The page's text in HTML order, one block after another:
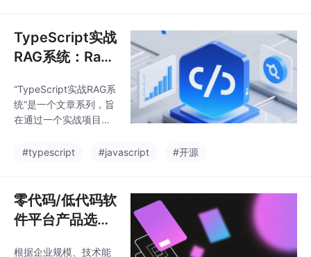
挥人脑创造力与AI计算
力的优
快速搭建各类业务系统
的解决方案，NocoZen
已经实现的核心功能足
产品媲美，只不过成熟
度还是有明显的差距，
但是已经初步具备了生
习研究还是企业内部使
TypeScript实战
RAG系统：Rag
“TypeScript实战RAG系
统”是一个文章系列，旨
在通过一个实战项目的
Rag相关的知识，开发
首篇，旨在通过现有热
点Rag开源项目的调研
了解相关开源技术应用
#typescript #javascript #开源
零代码/低代码软
件平台产品选型
根据企业规模、技术能